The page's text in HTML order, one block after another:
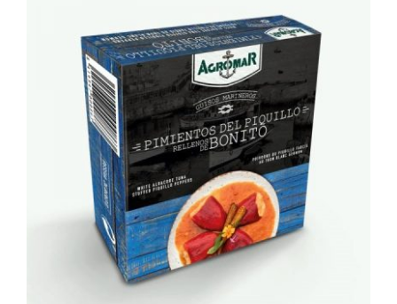
AÑADIR AL CARRITO
/
DETALLES